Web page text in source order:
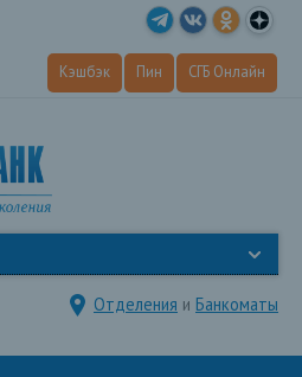
Кэшбэк Пин СГБ Онлайн
Отделения и Банкоматы